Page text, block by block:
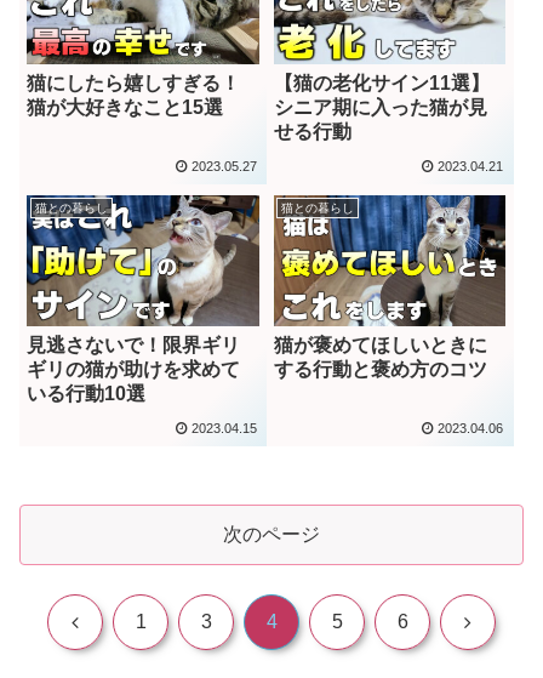
猫にしたら嬉しすぎる！
猫が大好きなこと15選
2023.05.27
【猫の老化サイン11選】
シニア期に入った猫が見
せる行動
2023.04.21
猫との暮らし
見逃さないで！限界ギリ
ギリの猫が助けを求めて
いる行動10選
2023.04.15
猫との暮らし
猫が褒めてほしいときに
する行動と褒め方のコツ
2023.04.06
次のページ
前 1 3 4 5 6 次